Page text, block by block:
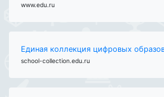
www.edu.ru
Единая коллекция цифровых
school-collection.edu.ru